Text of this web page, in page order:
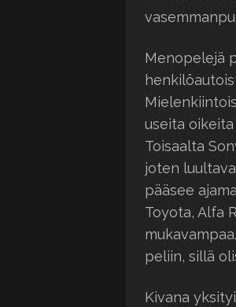
Menopelejä
useita
Toisaalta
joten
pääsee
Toyota, Alfa
peliin, sillä
Kivana